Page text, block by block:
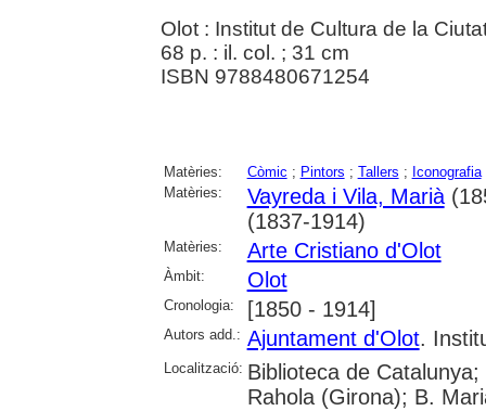
Olot : Institut de Cultura de la
68 p. : il. col. ; 31 cm
ISBN 9788480671254
Matèries: Còmic ; Pintors ; Tallers ; Iconografia
Matèries:
Vayreda i Vila, Marià
(1837-1914)
Matèries: Arte Cristiano d'Olot
Àmbit: Olot
Cronologia: [1850 - 1914]
Autors add.: Ajuntament d'Olot.
Localització: Biblioteca de
Rahola (Girona); B.